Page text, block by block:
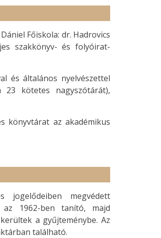
Főiskola: dr. Hadrovics
szakkönyv- és folyóirat-
és általános nyelvészettel
kötetes nagyszótárát),
könyvtárat az akadémikus
megvédett
az 1962-ben tanító, majd
a gyűjteménybe. Az
található.